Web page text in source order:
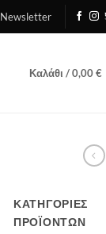
Newsletter
Καλάθι /0,00€
ΚΑΤΗΓΟΡΊΕΣ
ΠΡΟΪΌΝΤΩΝ